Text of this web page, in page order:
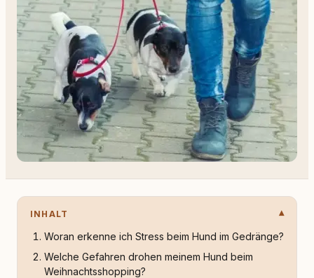
INHALT
Woran erkenne ich Stress beim Hund im Gedränge?
Welche Gefahren drohen meinem Hund beim
Weihnachtsshopping?